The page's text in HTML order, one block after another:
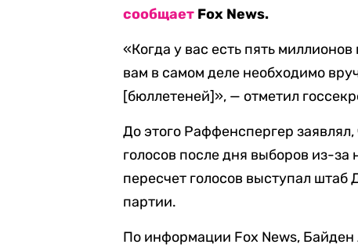
сообщает Fox News.
«Когда у вас есть пять
вам в самом деле необходимо
[бюллетеней]», — отметил
До этого Раффенспергер
голосов после дня выборов из-
пересчет голосов выступал
партии.
По информации Fox News, Байден